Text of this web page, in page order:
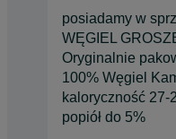
posiadamy w
WĘGIEL
Oryginalnie
100% Węgiel
kaloryczność 27-
popiół do 5%